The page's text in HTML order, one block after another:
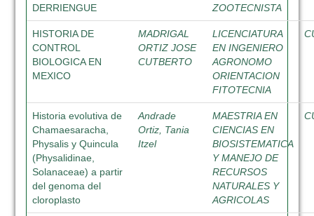
DERRIENGUE
ZOOTECNISTA
HISTORIA DE
CONTROL
BIOLOGICA EN
MEXICO
MADRIGAL
ORTIZ JOSE
CUTBERTO
LICENCIATURA
EN INGENIERO
AGRONOMO
ORIENTACION
FITOTECNIA
Historia evolutiva de
Chamaesaracha,
Physalis y Quincula
(Physalidinae,
Solanaceae) a partir
del genoma del
cloroplasto
Andrade
Ortiz, Tania
Itzel
MAESTRIA EN
CIENCIAS EN
BIOSISTEMATICA
Y MANEJO DE
RECURSOS
NATURALES Y
AGRICOLAS